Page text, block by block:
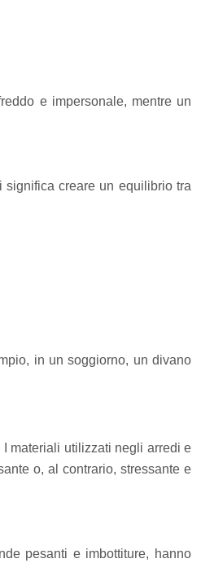
e impersonale, mentre un
significa creare un equilibrio tra
in un soggiorno, un divano
I materiali utilizzati negli arredi e
o, al contrario, stressante e
pesanti e imbottiture, hanno